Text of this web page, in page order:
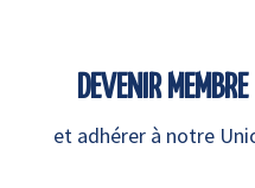
DEVENIR MEMBRE
et adhérer à notre